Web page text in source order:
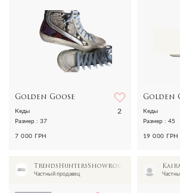
Golden Goose
2
Кеды
Размер : 37
7 000 ГРН
Golden
Кеды
Размер : 45
19 000 ГРН
TrendsHuntersShowroom
Частный продавец